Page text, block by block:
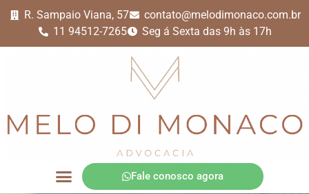
R. Sampaio Viana, 57
contato@melodimonaco.com.br
11 94512-7265
Seg á Sexta das 9h às 17h
Fale conosco agora